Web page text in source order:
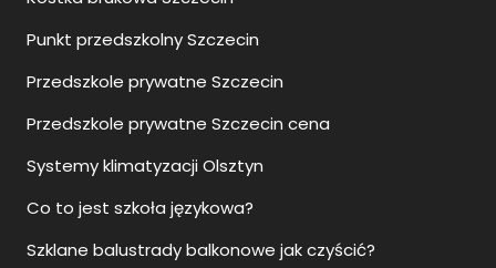
Punkt przedszkolny Szczecin
Przedszkole prywatne Szczecin
Przedszkole prywatne Szczecin cena
Systemy klimatyzacji Olsztyn
Co to jest szkoła językowa?
Szklane balustrady balkonowe jak czyścić?